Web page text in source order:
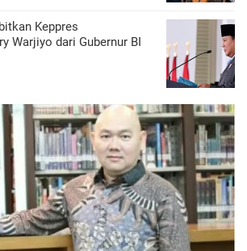
Keppres
Warjiyo dari Gubernur BI